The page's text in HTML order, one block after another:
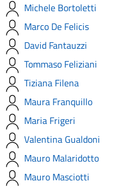
Michele Bortoletti
Marco De Felicis
David Fantauzzi
Tommaso Feliziani
Tiziana Filena
Maura Franquillo
Maria Frigeri
Valentina Gualdoni
Mauro Malaridotto
Mauro Masciotti